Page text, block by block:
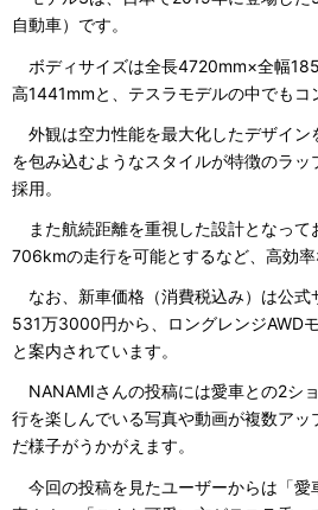
自動車）です。
ボディサイズは全長4720mm×全幅
高1441mmと、テスラモデルの中でもコ
外観は空力性能を最大化したデザイン
を包み込むようなスタイルが特徴のラ
採用。
また航続距離を重視した設計となって
706kmの走行を可能とするなど、高効率
なお、新車価格（消費税込み）は公式
531万3000円から、ロングレンジAWD
と案内されています。
NANAMIさんの投稿には愛車との2シ
行を楽しんでいる写真や動画が複数アッ
だ様子がうかがえます。
今回の投稿を見たユーザーからは「愛